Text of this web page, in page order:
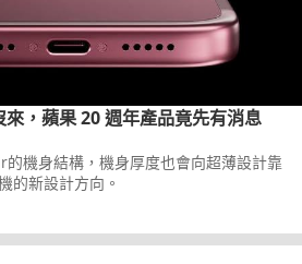
，蘋果 20 週年產品竟先有消息
機身結構，機身厚度也會向超薄設計靠
的新設計方向。